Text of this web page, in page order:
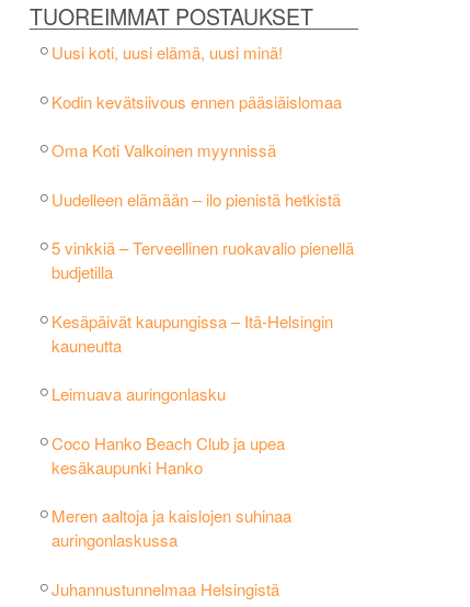
TUOREIMMAT POSTAUKSET
Uusi koti, uusi elämä, uusi minä!
Kodin kevätsiivous ennen pääsiäislomaa
Oma Koti Valkoinen myynnissä
Uudelleen elämään – ilo pienistä hetkistä
5 vinkkiä – Terveellinen ruokavalio pienellä
budjetilla
Kesäpäivät kaupungissa – Itä-Helsingin
kauneutta
Leimuava auringonlasku
Coco Hanko Beach Club ja upea
kesäkaupunki Hanko
Meren aaltoja ja kaislojen suhinaa
auringonlaskussa
Juhannustunnelmaa Helsingistä